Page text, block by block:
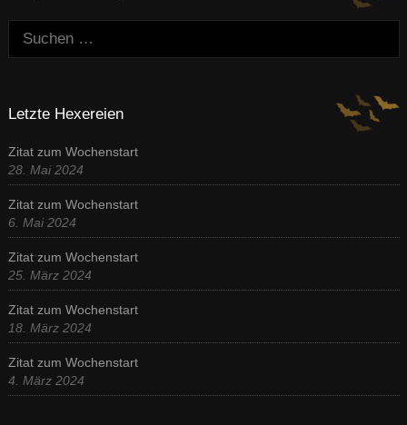
Suchen:
Letzte Hexereien
Zitat zum Wochenstart
28. Mai 2024
Zitat zum Wochenstart
6. Mai 2024
Zitat zum Wochenstart
25. März 2024
Zitat zum Wochenstart
18. März 2024
Zitat zum Wochenstart
4. März 2024